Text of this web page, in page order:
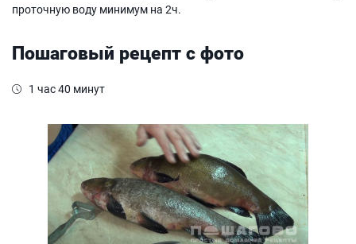
проточную воду минимум на 2ч.
Пошаговый рецепт с фото
1 час 40 минут